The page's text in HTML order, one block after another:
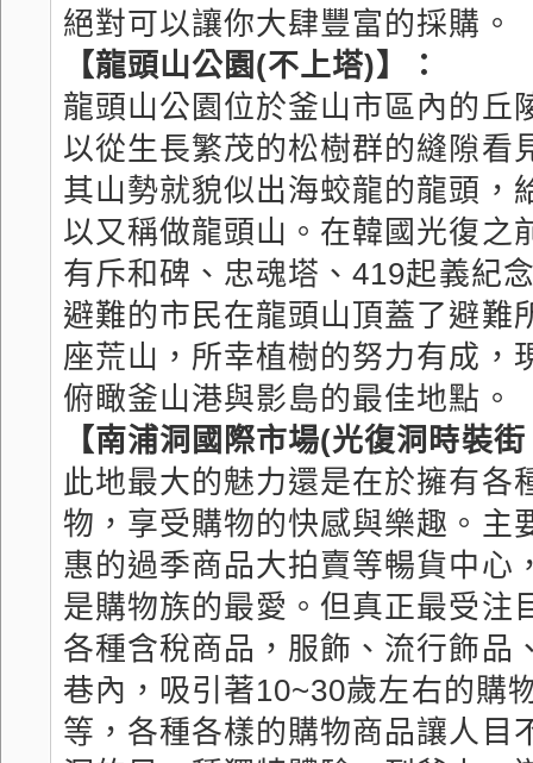
絕對可以讓你大肆豐富的採購。
【龍頭山公園(不上塔)】：
龍頭山公園位於釜山市區內的丘
以從生長繁茂的松樹群的縫隙看
其山勢就貌似出海蛟龍的龍頭，
以又稱做龍頭山。在韓國光復之
有斥和碑、忠魂塔、419起義紀
避難的市民在龍頭山頂蓋了避難
座荒山，所幸植樹的努力有成，
俯瞰釜山港與影島的最佳地點。
【南浦洞國際市場(光復洞時裝
此地最大的魅力還是在於擁有各
物，享受購物的快感與樂趣。主
惠的過季商品大拍賣等暢貨中心
是購物族的最愛。但真正最受注
各種含稅商品，服飾、流行飾
巷內，吸引著10~30歲左右的購
等，各種各樣的購物商品讓人目